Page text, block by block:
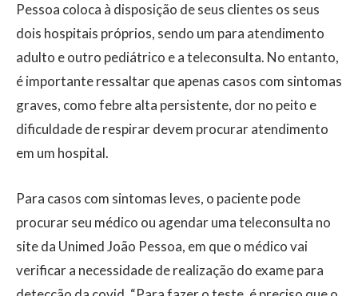
Pessoa coloca à disposição de seus clientes os seus
dois hospitais próprios, sendo um para atendimento
adulto e outro pediátrico e a teleconsulta. No entanto,
é importante ressaltar que apenas casos com sintomas
graves, como febre alta persistente, dor no peito e
dificuldade de respirar devem procurar atendimento
em um hospital.
Para casos com sintomas leves, o paciente pode
procurar seu médico ou agendar uma teleconsulta no
site da Unimed João Pessoa, em que o médico vai
verificar a necessidade de realização do exame para